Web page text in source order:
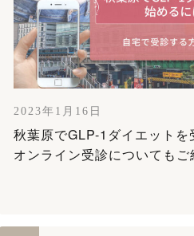
2023年1月16日
秋葉原でGLP-1ダイエットを
オンライン受診についてもご